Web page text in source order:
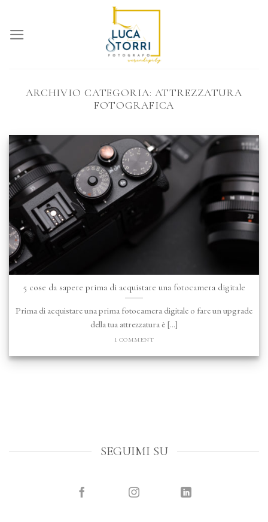
content
ARCHIVIO CATEGORIA: ATTREZZATURA
FOTOGRAFICA
5 cose da sapere prima di acquistare una fotocamera digitale
Prima di acquistare una prima fotocamera digitale o fare un upgrade
della tua attrezzatura è [...]
1 COMMENT
SEGUIMI SU